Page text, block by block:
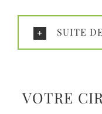
SUITE
VOTRE